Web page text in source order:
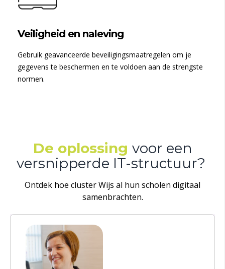
Veiligheid en naleving
Gebruik geavanceerde beveiligingsmaatregelen om je
gegevens te beschermen en te voldoen aan de strengste
normen.
De oplossing voor een
versnipperde IT-structuur?
Ontdek hoe cluster Wijs al hun scholen digitaal
samenbrachten.